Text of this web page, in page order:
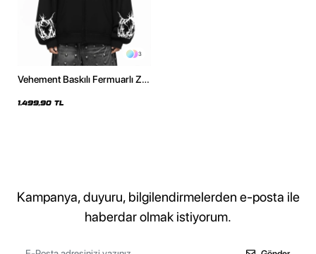
3
Vehement Baskılı Fermuarlı Zip
Sweatshirt
1.499,90 TL
Kampanya, duyuru, bilgilendirmelerden e-posta ile
haberdar olmak istiyorum.